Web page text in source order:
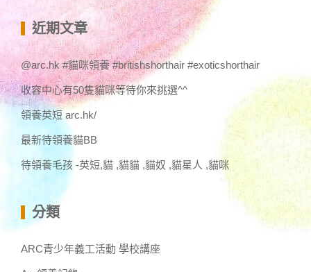
鍵 近期文章
@arc.hk #貓咪領養 #britishshorthair #exoticshorthair
收容中心有50隻貓咪等待你來挑選^^
領養英短 arc.hk/
最新待領養貓BB
待領養毛孩 -英短,貓 ,貓貓 ,貓奴 ,貓星人 ,貓咪
分類
ARC青少年義工活動 學校講座